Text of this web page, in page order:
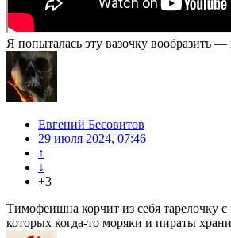
Я попыталась эту вазочку вообразить
Евгений Бесовитов
29 июля 2024, 07:46
↑
↓
+3
Тимофеишна корчит из себя тарелочку
которых когда-то моряки и пираты